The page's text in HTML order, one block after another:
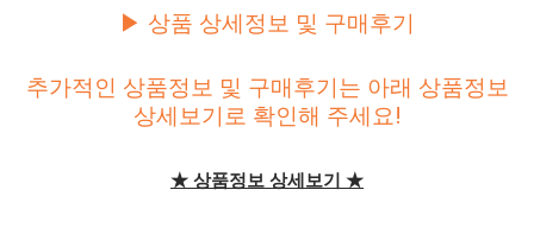
▶ 상품 상세정보 및 구매후기
추가적인 상품정보 및 구매후기는 아래 상품정보
상세보기로 확인해 주세요!
★ 상품정보 상세보기 ★